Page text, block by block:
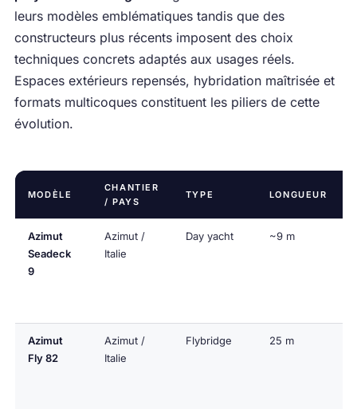
leurs modèles emblématiques tandis que des
constructeurs plus récents imposent des choix
techniques concrets adaptés aux usages réels.
Espaces extérieurs repensés, hybridation maîtrisée et
formats multicoques constituent les piliers de cette
évolution.
MODÈLE
CHANTIER
/ PAYS
TYPE LONGUEUR
Azimut
Seadeck
9
Azimut /
Italie
Day yacht ~9 m
Azimut
Fly 82
Azimut /
Italie
Flybridge 25 m